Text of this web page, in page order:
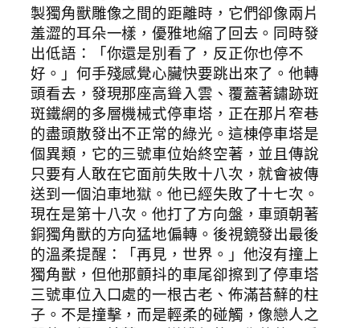
製獨角獸雕像之間的距離時，它們卻像兩片
羞澀的耳朵一樣，優雅地縮了回去。同時發
出低語：「你還是別看了，反正你也停不
好。」何手殘感覺心臟快要跳出來了。他轉
頭看去，發現那座高聳入雲、覆蓋著鏽跡斑
斑鐵網的多層機械式停車塔，正在那片窄巷
的盡頭散發出不正常的綠光。這棟停車塔是
個異類，它的三號車位始終空著，並且傳說
只要有人敢在它面前失敗十八次，就會被傳
送到一個泊車地獄。他已經失敗了十七次。
現在是第十八次。他打了方向盤，車頭朝著
銅獨角獸的方向猛地偏轉。後視鏡發出最後
的溫柔提醒：「再見，世界。」他沒有撞上
獨角獸，但他那顫抖的車尾卻擦到了停車塔
三號車位入口處的一根古老、佈滿苔蘚的柱
子。不是撞擊，而是輕柔的碰觸，像戀人之